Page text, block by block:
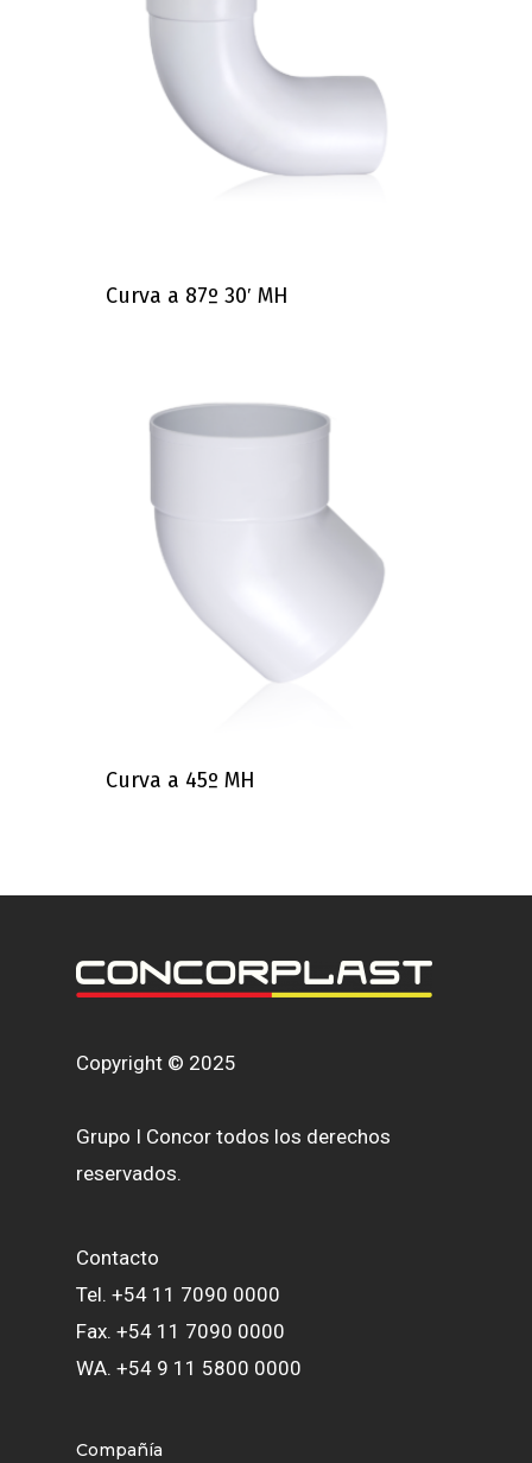
Curva a 87º 30′ MH
Curva a 45º MH
Copyright © 2025
Grupo I Concor todos los derechos
reservados.
Contacto
Tel. +54 11 7090 0000
Fax. +54 11 7090 0000
WA. +54 9 11 5800 0000
Compañía